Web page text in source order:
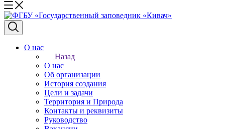
О нас
Назад
О нас
Об организации
История создания
Цели и задачи
Территория и Природа
Контакты и реквизиты
Руководство